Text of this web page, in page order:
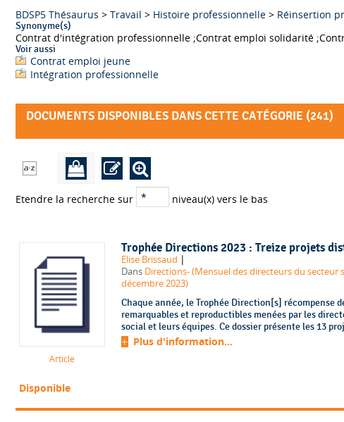
BDSP5 Thésaurus > Travail > Histoire professionnelle > Réinsertion
Synonyme(s)
Voir aussi
Contrat emploi jeune
Intégration professionnelle
DOCUMENTS DISPONIBLES DANS CETTE CATÉGORIE (241)
Etendre la recherche sur niveau(x) vers le bas
Article
Trophée Directions 2023 : Treize projets
Elise Brissaud |
Dans Directions- (Mensuel des directeurs du secteur
décembre 2023)
Chaque année, le Trophée Direction[s] récompense
remarquables et reproductibles menées par les
social et leurs équipes. Ce dossier présente les 13
Plus d'information...
Disponible